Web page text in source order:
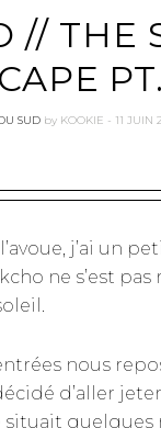
// THE
SUD by KOOKIE 11 JUIN
j’ai un
ne s’est
nous
d’aller
situait